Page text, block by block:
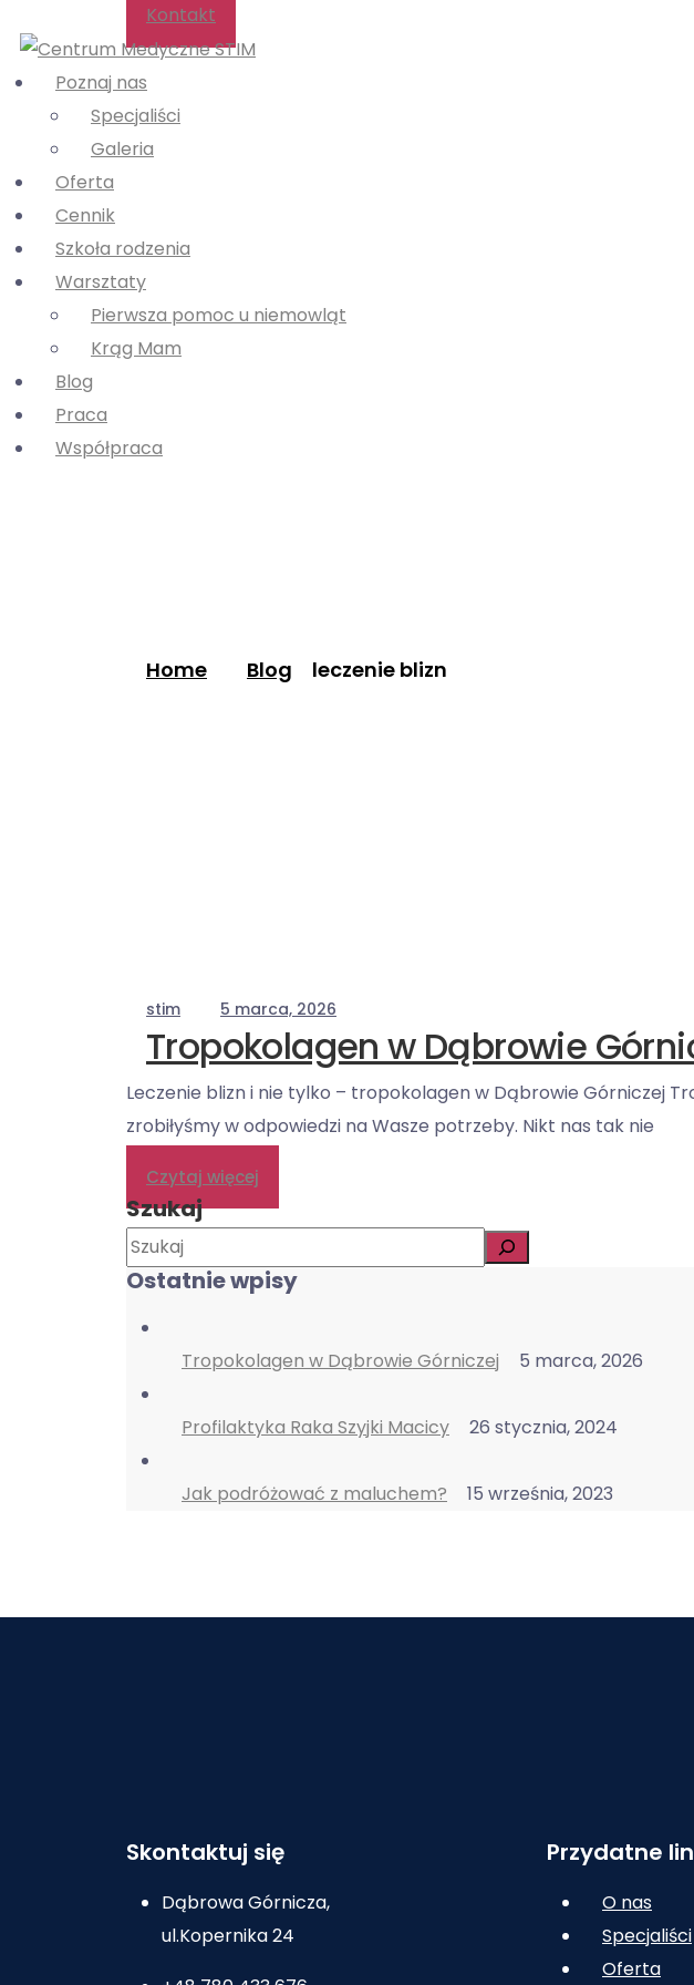
Kontakt
Poznaj nas
Specjaliści
Galeria
Oferta
Cennik
Szkoła rodzenia
Warsztaty
Pierwsza pomoc u niemowląt
Krąg Mam
Blog
Praca
Współpraca
Home Blog leczenie blizn
stim 5 marca, 2026
Tropokolagen w Dąbrowie
Leczenie blizn i nie tylko – tropokolagen w Dąbrowie Górniczej
zrobiłyśmy w odpowiedzi na Wasze potrzeby. Nikt nas tak nie
Czytaj więcej
Szukaj
Ostatnie wpisy
Tropokolagen w Dąbrowie Górniczej 5 marca, 2026
Profilaktyka Raka Szyjki Macicy 26 stycznia, 2024
Jak podróżować z maluchem? 15 września, 2023
Skontaktuj się
Dąbrowa Górnicza,
ul.Kopernika 24
Przydatne
O nas
Specjaliści
Oferta